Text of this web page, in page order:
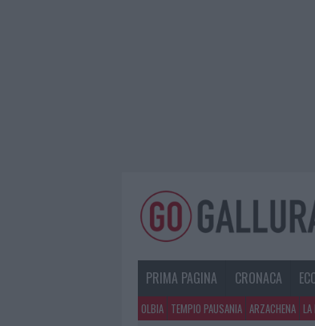
PRIMA PAGINA CRONACA
OLBIA TEMPIO PAUSANIA ARZACHENA